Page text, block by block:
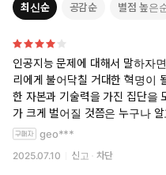
독자들이 꼽은 인공지능 분야
베스트셀러 『박태웅의 AI 강
다!
2022년 11월 30일 오픈AI의
최신순 공감순 별점 높은
인공지능 문제에 대해서 말하자
리에게 불어닥칠 거대한 혁명이
한 자본과 기술력을 가진 집단을
가 크게 벌어질 것쯤은 누구나
가치를 표방하는 집단에 의해 기
는 어머어마해질 것은 자명하다.
고 조종당하는 입장이 되는 비참
geo***
2025.07.10 신고 차단